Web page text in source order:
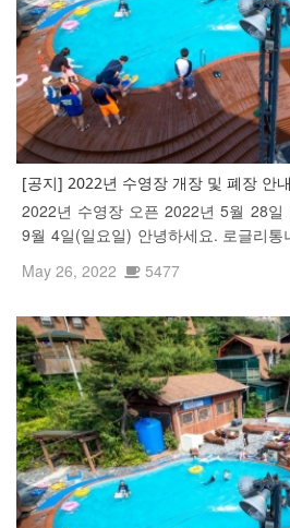
[공지] 2022년 수영장 개장 및 폐장 안
2022년 수영장 오픈 2022년 5월 28일
9월 4일(일요일) 안녕하세요. 로글리
리 고객님들의 즐거운 모습을 보니 저
May 26, 2022 5477